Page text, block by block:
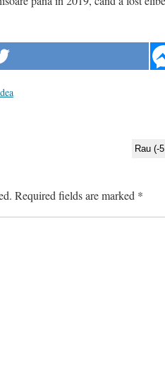
Required fields are marked *